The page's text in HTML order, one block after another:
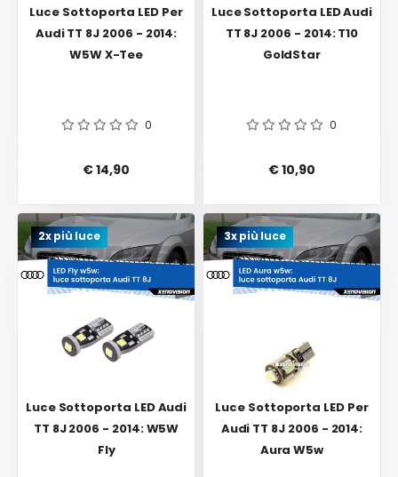
Luce Sottoporta LED Per
Audi TT 8J 2006 - 2014:
W5W X-Tee
0
€ 14,90
Luce Sottoporta LED Audi
TT 8J 2006 - 2014: T10
GoldStar
0
€ 10,90
2x più luce
Luce Sottoporta LED Audi
TT 8J 2006 - 2014: W5W
Fly
3x più luce
Luce Sottoporta LED Per
Audi TT 8J 2006 - 2014:
Aura W5w